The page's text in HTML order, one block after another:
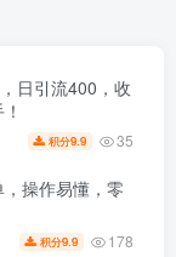
日引流400，收
积分9.9 35
操作易懂，零
积分9.9 178